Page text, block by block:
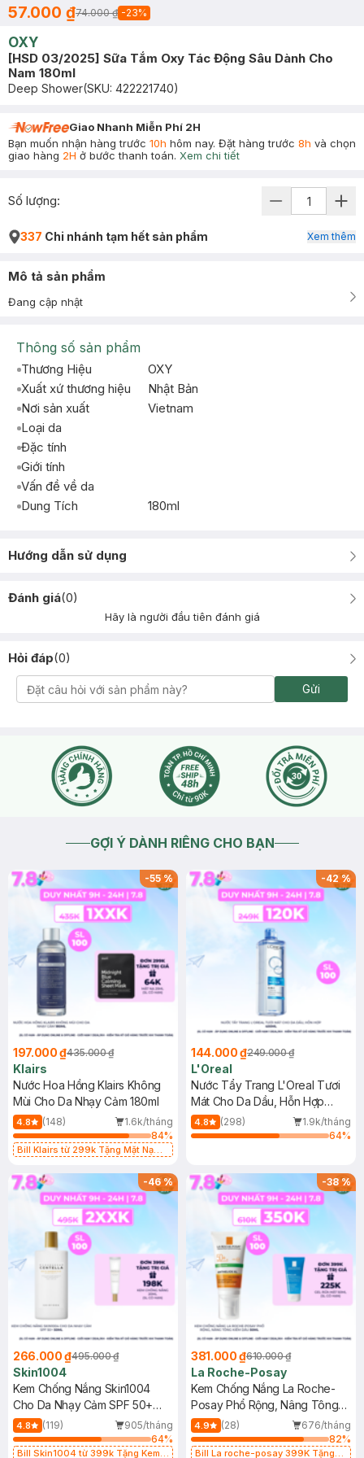
57.000 ₫74.000 ₫ -23%
OXY
[HSD 03/2025] Sữa Tắm Oxy Tác Động Sâu Dành Cho
Nam 180ml
Deep Shower(SKU: 422221740)
Giao Nhanh Miễn Phí 2H
Bạn muốn nhận hàng trước 10h hôm nay. Đặt hàng trước 8h và chọn
giao hàng 2H ở bước thanh toán. Xem chi tiết
Số lượng:
337 Chi nhánh tạm hết sản phẩm Xem thêm
Mô tả sản phẩm
Đang cập nhật
Thông số sản phẩm
Thương Hiệu
OXY
Xuất xứ thương hiệu
Nhật Bản
Nơi sản xuất
Vietnam
Loại da
Đặc tính
Giới tính
Vấn đề về da
Dung Tích
180ml
Hướng dẫn sử dụng
Đánh giá(0)
Hãy là người đầu tiên đánh giá
Hỏi đáp(0)
Gửi
GỢI Ý DÀNH RIÊNG CHO BẠN
-55%
197.000 ₫435.000 ₫
Klairs
Nước Hoa Hồng Klairs Không
Mùi Cho Da Nhạy Cảm 180ml
4.8 (148)
1.6k/tháng
84%
Bill Klairs từ 299k Tặng Mặt Nạ
25ml (SL Có Hạn)
-42%
144.000 ₫249.000 ₫
L'Oreal
Nước Tẩy Trang L'Oreal Tươi
Mát Cho Da Dầu, Hỗn Hợp
400ml
4.8 (298)
1.9k/tháng
64%
-46%
266.000 ₫495.000 ₫
Skin1004
Kem Chống Nắng Skin1004
Cho Da Nhạy Cảm SPF 50+
50ml
4.8 (119)
905/tháng
64%
Bill Skin1004 từ 399k Tặng Kem
-38%
381.000 ₫610.000 ₫
La Roche-Posay
Kem Chống Nắng La Roche-
Posay Phổ Rộng, Nâng Tông
Kiềm Dầu 50ml
4.9 (28)
676/tháng
82%
Bill La roche-posay 399K Tặng